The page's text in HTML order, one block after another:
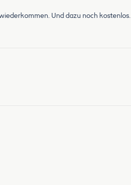
Und dazu noch kostenlos.